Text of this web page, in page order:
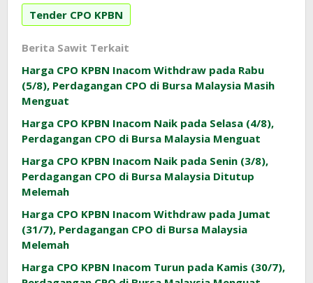
Tender CPO KPBN
Berita Sawit Terkait
Harga CPO KPBN Inacom Withdraw pada Rabu
(5/8), Perdagangan CPO di Bursa Malaysia Masih
Menguat
Harga CPO KPBN Inacom Naik pada Selasa (4/8),
Perdagangan CPO di Bursa Malaysia Menguat
Harga CPO KPBN Inacom Naik pada Senin (3/8),
Perdagangan CPO di Bursa Malaysia Ditutup
Melemah
Harga CPO KPBN Inacom Withdraw pada Jumat
(31/7), Perdagangan CPO di Bursa Malaysia
Melemah
Harga CPO KPBN Inacom Turun pada Kamis (30/7),